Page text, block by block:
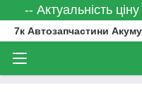
-- Актуальність
7к Автозапчастини